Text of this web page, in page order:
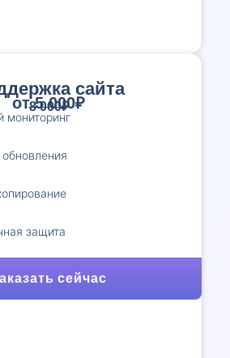
сайта
от 5 000₽
8 000₽
мониторинг
защита
сейчас